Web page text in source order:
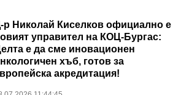
р Николай Киселков официално е
управител на КОЦ-Бургас:
е да сме иновационен
хъб, готов за
акредитация!